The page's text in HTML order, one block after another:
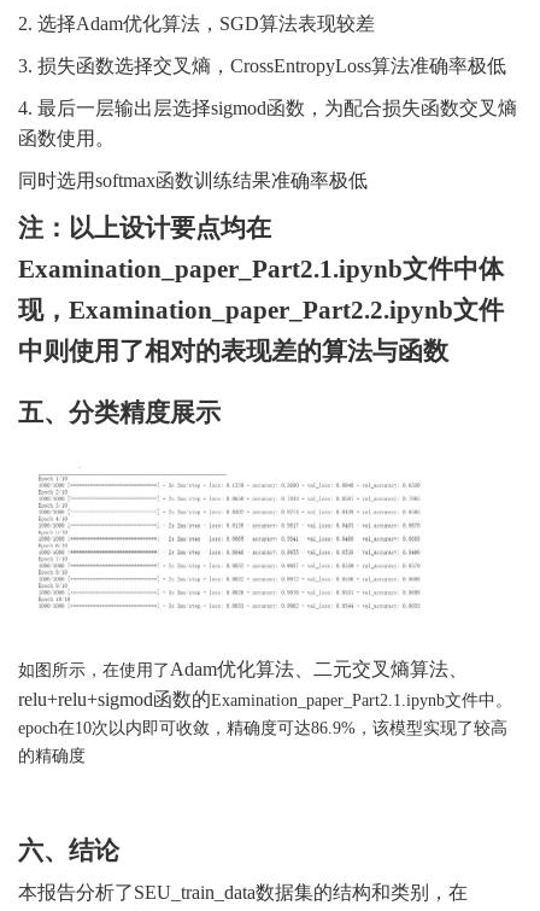
2. 选择Adam优化算法，SGD算法表现较差
3. 损失函数选择交叉熵， CrossEntropyLoss算法准确率极低
4. 最后一层输出层选择sigmod函数，为配合损失函数交叉熵
函数使用。
同时选用softmax函数训练结果准确率极低
注：以上设计要点均在
Examination_paper_Part2.1.ipynb文件中体
现，Examination_paper_Part2.2.ipynb文件
中则使用了相对的表现差的算法与函数
五、分类精度展示
如图所示，在使用了 Adam优化算法、二元交叉熵算法、
relu+relu+sigmod函数的Examination_paper_Part2.1.ipynb文件中。
epoch在10次以内即可收敛，精确度可达86.9%，该模型实现了较高
的精确度
六、结论
本报告分析了SEU_train_data数据集的结构和类别，在